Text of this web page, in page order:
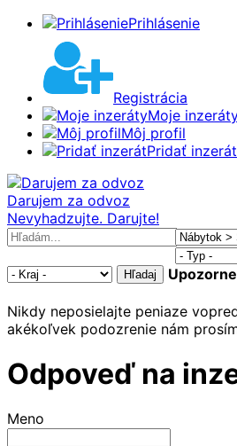
Prihlásenie
Registrácia
Moje
Môj profil
Pridať inzerát
Darujem za odvoz
Nevyhadzujte. Darujte!
Hľadaj
Nikdy neposielajte peniaze
akékoľvek podozrenie nám
Odpoveď na
Meno